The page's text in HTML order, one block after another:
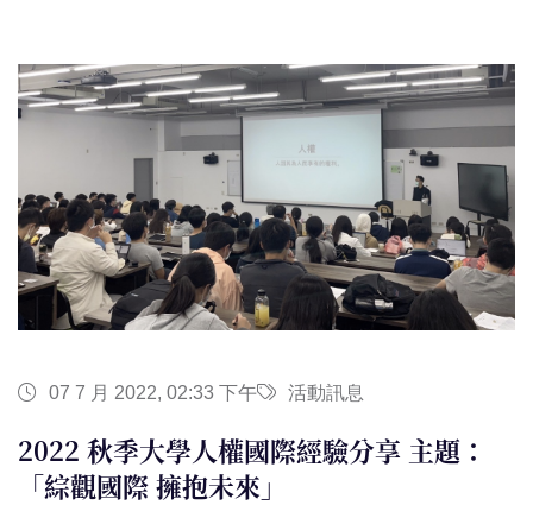
07 7 月 2022, 02:33 下午 活動訊息
2022 秋季大學人權國際經驗分享 主題：
「綜觀國際 擁抱未來」